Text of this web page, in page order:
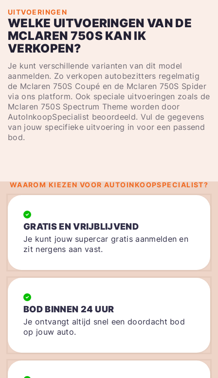
UITVOERINGEN
WELKE UITVOERINGEN VAN DE
MCLAREN 750S KAN IK
VERKOPEN?
Je kunt verschillende varianten van dit model
aanmelden. Zo verkopen autobezitters regelmatig
de Mclaren 750S Coupé en de Mclaren 750S Spider
via ons platform. Ook speciale uitvoeringen zoals de
Mclaren 750S Spectrum Theme worden door
AutoInkoopSpecialist beoordeeld. Vul de gegevens
van jouw specifieke uitvoering in voor een passend
bod.
WAAROM KIEZEN VOOR AUTOINKOOPSPECIALIST?
GRATIS EN VRIJBLIJVEND
Je kunt jouw supercar gratis aanmelden en
zit nergens aan vast.
BOD BINNEN 24 UUR
Je ontvangt altijd snel een doordacht bod
op jouw auto.